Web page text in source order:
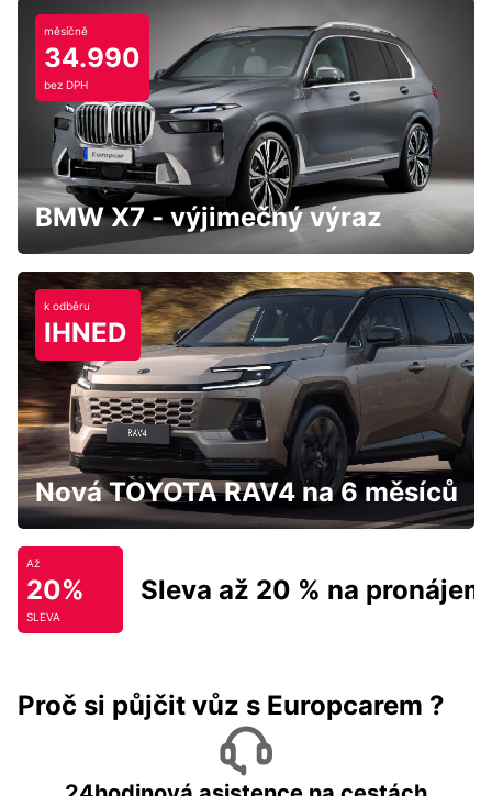
měsíčně
34.990
bez DPH
BMW X7 - výjimečný výraz
k odběru
IHNED
Nová TOYOTA RAV4 na 6 měsíců
Až
20%
SLEVA
Sleva až 20 % na pronájem
Proč si půjčit vůz s Europcarem ?